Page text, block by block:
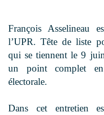
François Asselineau
l’UPR. Tête de liste
qui se tiennent le 9
un point complet
électorale.
Dans cet entretien